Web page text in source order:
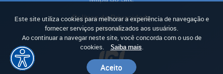
Política de Privacidade
Avaliar
Este site utiliza cookies para melhorar a experiência de navegação e
fornecer serviços personalizados aos usuários.
Ao continuar a navegar neste site, você concorda com o uso de
cookies.
Saiba mais.
Aceito